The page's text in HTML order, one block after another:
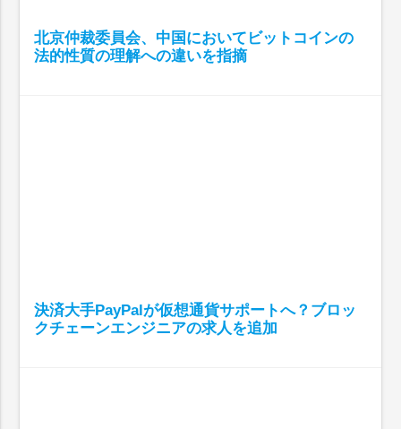
北京仲裁委員会、中国においてビットコインの
法的性質の理解への違いを指摘
決済大手PayPalが仮想通貨サポートへ？ブロッ
クチェーンエンジニアの求人を追加